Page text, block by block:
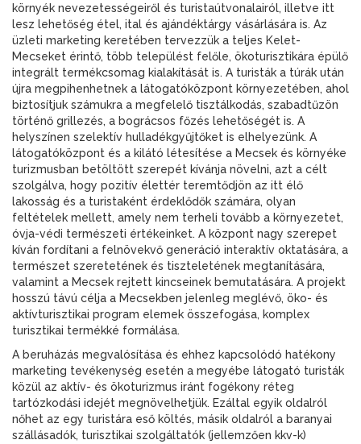
környék nevezetességeiről és turistaútvonalairól, illetve itt
lesz lehetőség étel, ital és ajándéktárgy vásárlására is. Az
üzleti marketing keretében tervezzük a teljes Kelet-
Mecseket érintő, több települést felőle, ökoturisztikára épülő
integrált termékcsomag kialakítását is. A turisták a túrák után
újra megpihenhetnek a látogatóközpont környezetében, ahol
biztosítjuk számukra a megfelelő tisztálkodás, szabadtűzön
történő grillezés, a bográcsos főzés lehetőségét is. A
helyszínen szelektív hulladékgyűjtőket is elhelyezünk. A
látogatóközpont és a kilátó létesítése a Mecsek és környéke
turizmusban betöltött szerepét kívánja növelni, azt a célt
szolgálva, hogy pozitív élettér teremtődjön az itt élő
lakosság és a turistaként érdeklődők számára, olyan
feltételek mellett, amely nem terheli tovább a környezetet,
óvja-védi természeti értékeinket. A központ nagy szerepet
kíván fordítani a felnövekvő generáció interaktív oktatására, a
természet szeretetének és tiszteletének megtanítására,
valamint a Mecsek rejtett kincseinek bemutatására. A projekt
hosszú távú célja a Mecsekben jelenleg meglévő, öko- és
aktívturisztikai program elemek összefogása, komplex
turisztikai termékké formálása.
A beruházás megvalósítása és ehhez kapcsolódó hatékony
marketing tevékenység esetén a megyébe látogató turisták
közül az aktív- és ökoturizmus iránt fogékony réteg
tartózkodási idejét megnövelhetjük. Ezáltal egyik oldalról
nőhet az egy turistára eső költés, másik oldalról a baranyai
szállásadók, turisztikai szolgáltatók (jellemzően kkv-k)